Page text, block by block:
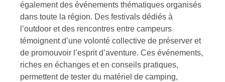
également des événements thématiques organisés
dans toute la région. Des festivals dédiés à
l’outdoor et des rencontres entre campeurs
témoignent d’une volonté collective de préserver et
de promouvoir l’esprit d’aventure. Ces événements,
riches en échanges et en conseils pratiques,
permettent de tester du matériel de camping,